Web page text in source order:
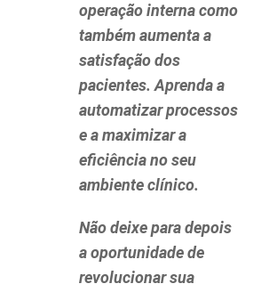
operação interna como
também aumenta a
satisfação dos
pacientes. Aprenda a
automatizar processos
e a maximizar a
eficiência no seu
ambiente clínico.
Não deixe para depois
a oportunidade de
revolucionar sua